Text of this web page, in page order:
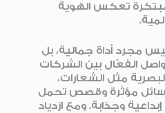
تعكس الهوية
مجرد أداة جمالية، بل
الفعّال بين الشركات
مثل الشعارات،
رسائل مؤثرة وقصص تحمل
وجذابة. ومع ازدياد